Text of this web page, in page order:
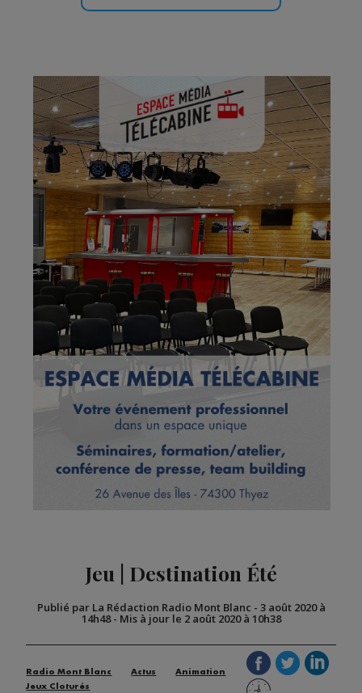
Jeu | Destination Été
Publié par La Rédaction Radio Mont Blanc - 3 août 2020 à
14h48- Mis à jour le 2 août 2020 à 10h38
Radio Mont Blanc Actus
Animation
Jeux Cloturés